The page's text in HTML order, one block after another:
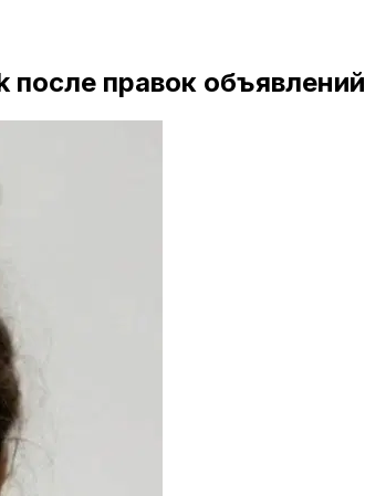
после правок объявлений